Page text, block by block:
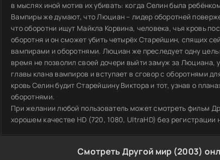
в мыслях иной мотив их убивать: когда Селин была
Вампиры же думают, что Люциан – лидер оборотней
что оборотни ищут Майкла Корвина, человека, чья кровь
оборотня и он сможет убить четырёх Старейшин, спящих
вампирами и оборотнями. Люциан же преследует одну
время не позволил своей дочери выйти замуж за Люциана,
главы клана вампиров и вступает в сговор с оборотнями
кровь Селин будит Старейшину Виктора и тот, узнав о
оборотнями.
При желании любой пользователь может смотреть фильм
хорошем качестве HD (720, 1080, UltraHD) без
Смотреть Другой мир (2003)